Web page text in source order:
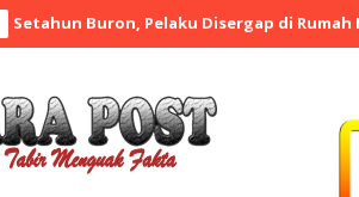
Pelaku Disergap di Rumah Mertuanya